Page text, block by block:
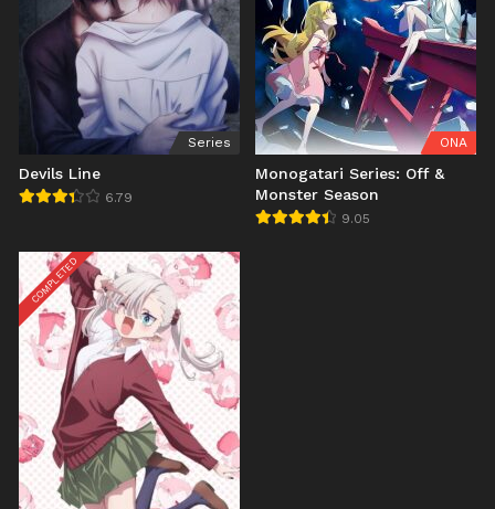
Series
Devils Line
6.79
ONA
Monogatari Series: Off &
Monster Season
9.05
COMPLETED